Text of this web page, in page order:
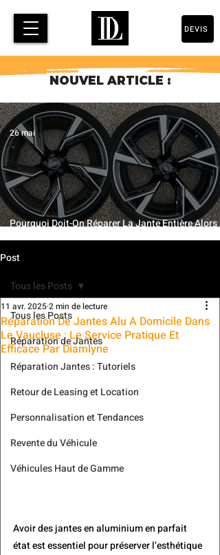
DEVIS
NOUVEL ARTICLE :
Pourquoi Doit-On Réparer La Jante Entière Alors
Qu’Une Petite Partie Est Abîmée ?
26 mai
Post
Tous les Posts
Réparation de Jantes
Réparation Jantes : Tutoriels
Retour de Leasing et Location
Personnalisation et Tendances
Revente du Véhicule
Véhicules Haut de Gamme
Tous les Posts
Réparation De Jantes Alu A Domicile Dans
Le Vaucluse : Le Service Pratique Et
Efficace Par Diamlyne
11 avr. 20252 min de lecture
Avoir des jantes en aluminium en parfait
état est essentiel pour préserver l’esthétique